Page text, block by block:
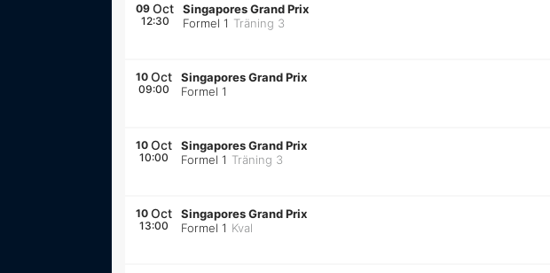
09 Oct
12:30
Singapores Grand Prix
Formel 1 Träning 3
10 Oct
09:00
Singapores Grand Prix
Formel 1
10 Oct
10:00
Singapores Grand Prix
Formel 1 Träning 3
10 Oct
13:00
Singapores Grand Prix
Formel 1 Kval